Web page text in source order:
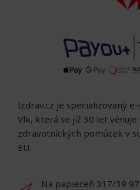
Izdrav.cz je specializovaný
Vlk, která se již 30 let
zdravotnických pomůcek v
EU.
Na papiereň 317/39